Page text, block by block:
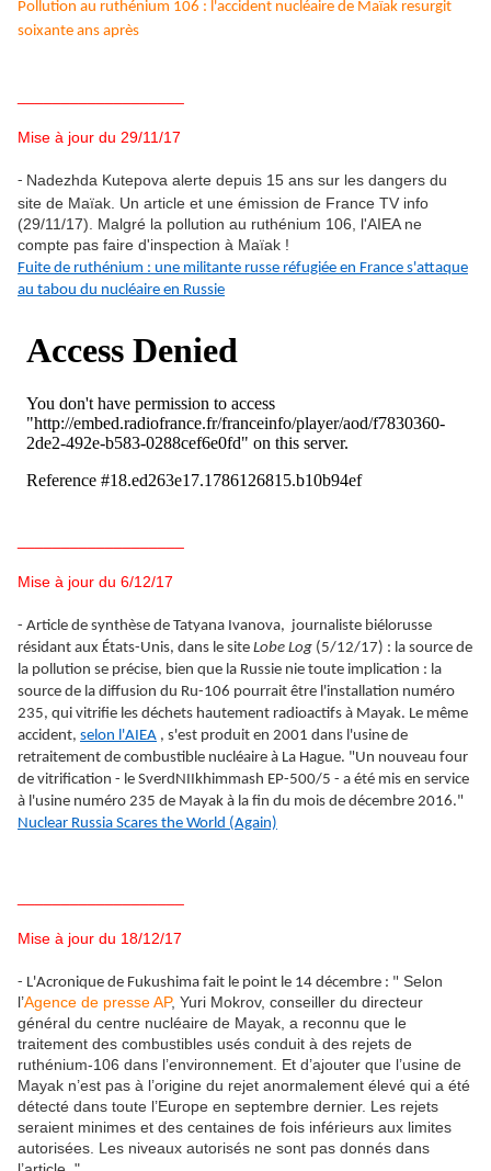
Pollution au ruthénium 106 : l'accident nucléaire de Maïak resurgit
soixante ans après
Mise à jour du 29/11/17
- Nadezhda Kutepova alerte depuis 15 ans sur les dangers du
site de Maïak. Un article et une émission de France TV info
(29/11/17). Malgré la pollution au ruthénium 106, l'AIEA ne
compte pas faire d'inspection à Maïak !
Fuite de ruthénium : une militante russe réfugiée en France s'attaque
au tabou du nucléaire en Russie
Mise à jour du 6/12/17
- Article de synthèse de Tatyana Ivanova, journaliste biélorusse
résidant aux États-Unis, dans le site Lobe Log (5/12/17) : la source de
la pollution se précise, bien que la Russie nie toute implication : la
source de la diffusion du Ru-106 pourrait être l'installation numéro
235, qui vitrifie les déchets hautement radioactifs à Mayak. Le même
accident, selon l'AIEA , s'est produit en 2001 dans l'usine de
retraitement de combustible nucléaire à La Hague. "Un nouveau four
de vitrification - le SverdNIIkhimmash EP-500/5 - a été mis en service
à l'usine numéro 235 de Mayak à la fin du mois de décembre 2016."
Nuclear Russia Scares the World (Again)
Mise à jour du 18/12/17
- L'Acronique de Fukushima fait le point le 14 décembre : " Selon
l’Agence de presse AP, Yuri Mokrov, conseiller du directeur
général du centre nucléaire de Mayak, a reconnu que le
traitement des combustibles usés conduit à des rejets de
ruthénium-106 dans l’environnement. Et d’ajouter que l’usine de
Mayak n’est pas à l’origine du rejet anormalement élevé qui a été
détecté dans toute l’Europe en septembre dernier. Les rejets
seraient minimes et des centaines de fois inférieurs aux limites
autorisées. Les niveaux autorisés ne sont pas donnés dans